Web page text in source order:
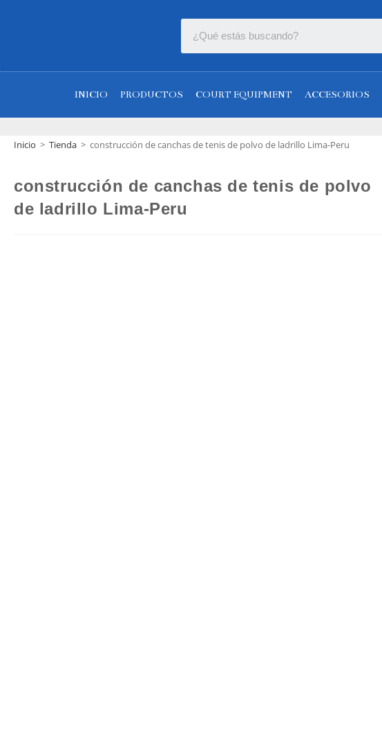
INICIO PRODUCTOS COURT EQUIPMENT ACCESORIOS
Inicio > Tienda > construcción de canchas de tenis de polvo de ladrillo Lima-Peru
construcción de canchas de tenis de polvo
de ladrillo Lima-Peru